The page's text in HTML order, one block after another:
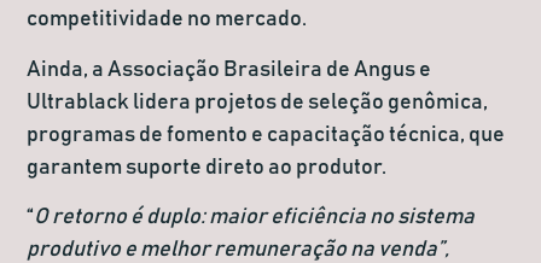
competitividade no mercado.
Ainda, a Associação Brasileira de Angus e
Ultrablack lidera projetos de seleção genômica,
programas de fomento e capacitação técnica, que
garantem suporte direto ao produtor.
“O retorno é duplo: maior eficiência no sistema
produtivo e melhor remuneração na venda”,